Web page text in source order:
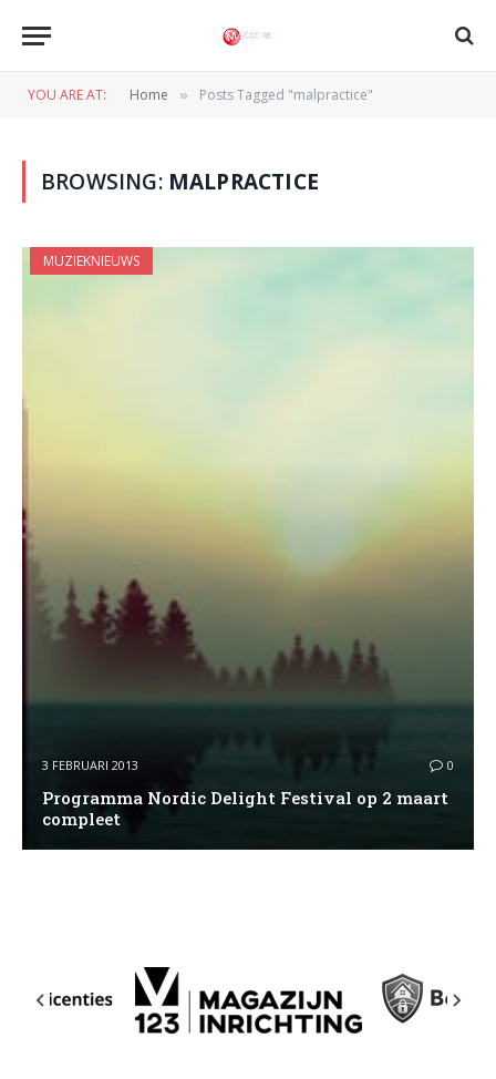
YOU ARE AT: Home » Posts Tagged "malpractice"
BROWSING: MALPRACTICE
MUZIEKNIEUWS
3 FEBRUARI 2013 0
Programma Nordic Delight Festival op 2 maart
compleet